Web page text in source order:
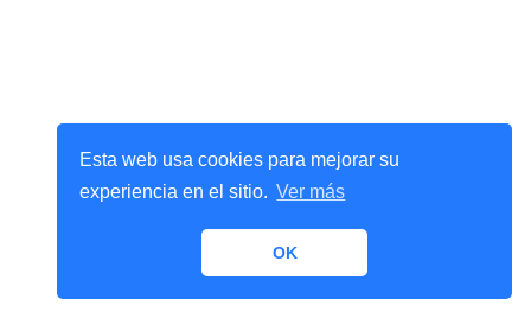
Esta web usa cookies para mejorar su
experiencia en el sitio. Ver más
OK